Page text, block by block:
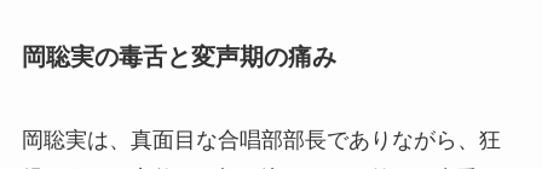
岡聡実の毒舌と変声期の痛み
岡聡実は、真面目な合唱部部長でありながら、狂